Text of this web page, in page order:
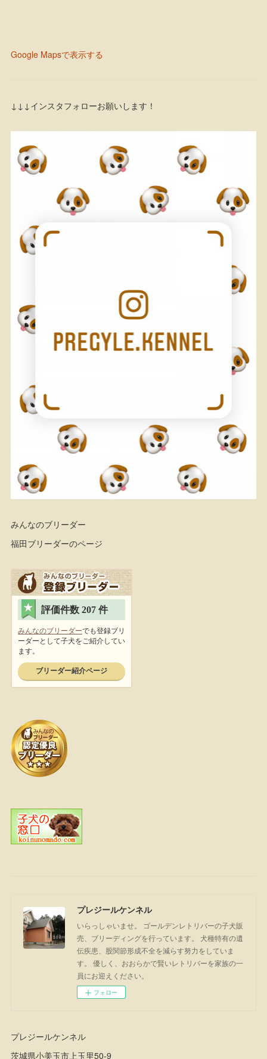
Google Mapsで表示する
↓↓↓インスタフォローお願いします！
みんなのブリーダー
福田ブリーダーのページ
プレジールケンネル
いらっしゃいませ。 ゴールデンレトリバーの子犬販
売、ブリーディングを行っています。 犬種特有の遺
伝疾患、股関節形成不全を減らす努力をしていま
す。 優しく、おおらかで賢いレトリバーを家族の一
員にお迎えください。
フォロー
プレジールケンネル
茨城県小美玉市上玉里50-9